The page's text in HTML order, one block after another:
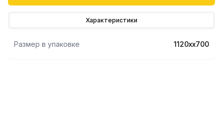
Характеристики
Размер в упаковке 1120хх700